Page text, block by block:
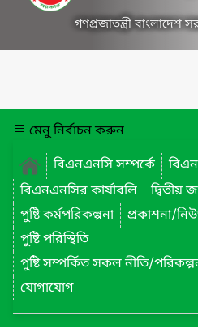
গণপ্রজাতন্ত্রী বাংলাদেশ
মেনু নির্বাচন করুন
বিএনএনসি সম্পর্কে
বিএনএনসির কার্যাবলি
দ্বিতীয়
পুষ্টি কর্মপরিকল্পনা
প্রকাশনা/
পুষ্টি পরিস্থিতি
পুষ্টি সম্পর্কিত সকল নীতি/
যোগাযোগ